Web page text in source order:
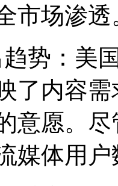
市场渗透
趋势：美
了内容
意愿。
媒体用